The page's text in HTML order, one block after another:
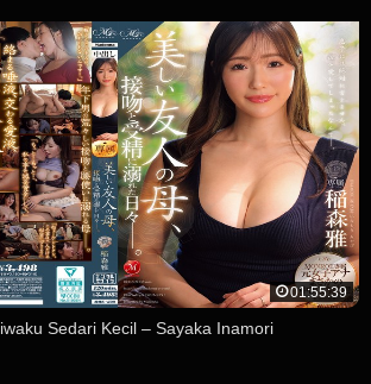
01:55:39
Sedari Kecil – Sayaka Inamori